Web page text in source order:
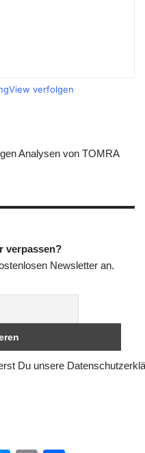
verfolgen
Analysen von TOMRA
verpassen?
Newsletter an.
Du unsere